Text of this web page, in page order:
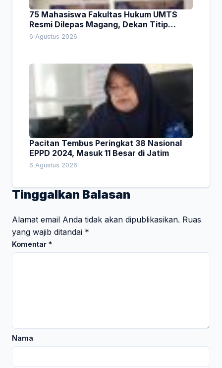
75 Mahasiswa Fakultas Hukum UMTS
Resmi Dilepas Magang, Dekan Titip
Empat Pesan Penting
6 Agustus 2026
Pacitan Tembus Peringkat 38 Nasional
EPPD 2024, Masuk 11 Besar di Jatim
6 Agustus 2026
Tinggalkan Balasan
Alamat email Anda tidak akan dipublikasikan. Ruas
yang wajib ditandai *
Komentar *
Nama